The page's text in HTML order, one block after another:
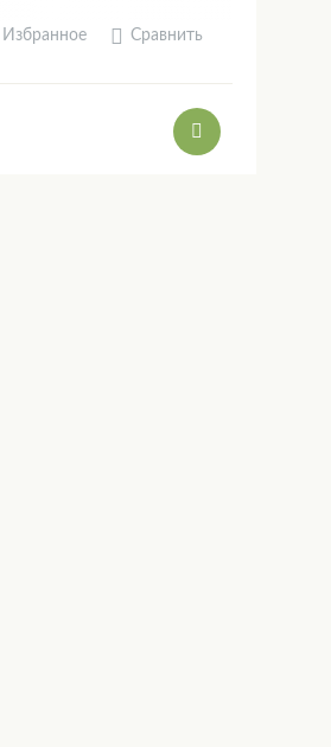
Избранное Сравнить